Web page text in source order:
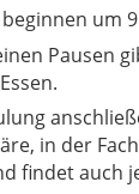
um
Pausen
austauschen. Wer das nicht
findet auch